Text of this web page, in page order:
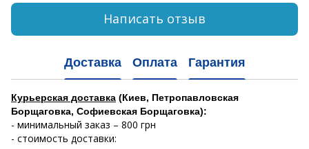
Написать отзыв
Доставка Оплата Гарантия
Курьерская доставка (Киев, Петропавловская
Борщаговка, Софиевская Борщаговка):
- минимальный заказ – 800 грн
- стоимость доставки: